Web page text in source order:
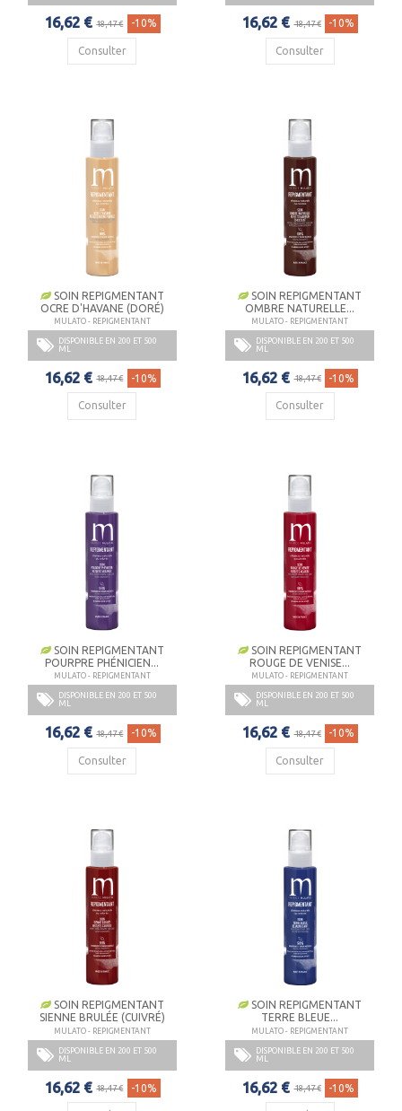
16,62 € 18,47 € -10%
Consulter
16,62 € 18,47 € -10%
Consulter
SOIN REPIGMENTANT
OCRE D'HAVANE (DORÉ)
MULATO - REPIGMENTANT
DISPONIBLE EN 200 ET 500
ML
16,62 € 18,47 € -10%
Consulter
SOIN REPIGMENTANT
OMBRE NATURELLE...
MULATO - REPIGMENTANT
DISPONIBLE EN 200 ET 500
ML
16,62 € 18,47 € -10%
Consulter
SOIN REPIGMENTANT
POURPRE PHÉNICIEN...
MULATO - REPIGMENTANT
DISPONIBLE EN 200 ET 500
ML
16,62 € 18,47 € -10%
Consulter
SOIN REPIGMENTANT
ROUGE DE VENISE...
MULATO - REPIGMENTANT
DISPONIBLE EN 200 ET 500
ML
16,62 € 18,47 € -10%
Consulter
SOIN REPIGMENTANT
SIENNE BRULÉE (CUIVRÉ)
MULATO - REPIGMENTANT
DISPONIBLE EN 200 ET 500
ML
16,62 € 18,47 € -10%
SOIN REPIGMENTANT
TERRE BLEUE...
MULATO - REPIGMENTANT
DISPONIBLE EN 200 ET 500
ML
16,62 € 18,47 € -10%